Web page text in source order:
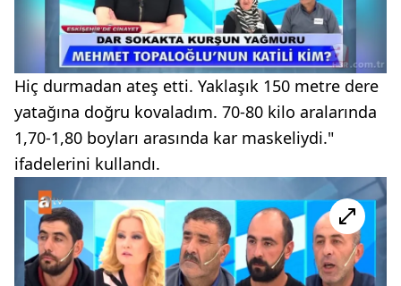
Hiç durmadan ateş etti. Yaklaşık 150 metre dere
yatağına doğru kovaladım. 70-80 kilo aralarında
1,70-1,80 boyları arasında kar maskeliydi."
ifadelerini kullandı.